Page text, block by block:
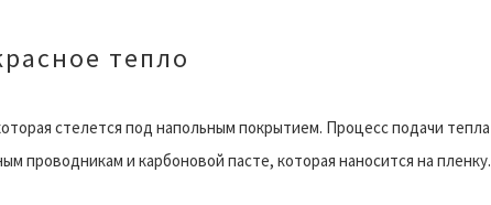
тепло
стелется под напольным покрытием. Процесс подачи тепла
проводникам и карбоновой пасте, которая наносится на пленку.